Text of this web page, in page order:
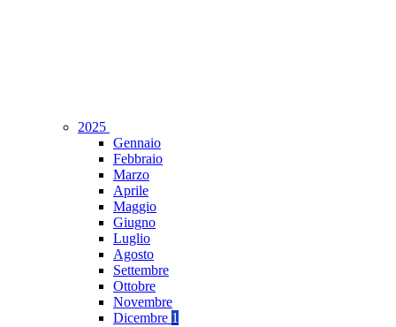
2025
Gennaio
Febbraio
Marzo
Aprile
Maggio
Giugno
Luglio
Agosto
Settembre
Ottobre
Novembre
Dicembre 1